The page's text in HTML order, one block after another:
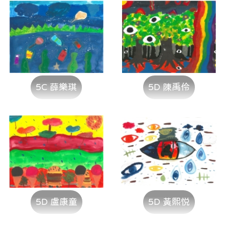
5C 薛樂琪 5D 陳禹伶
5D 盧康童 5D 黃熙悦